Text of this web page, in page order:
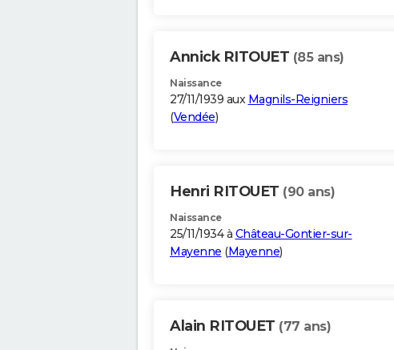
Annick RITOUET (85 ans)
Naissance
27/11/1939 aux Magnils-Reigniers
(Vendée)
Henri RITOUET (90 ans)
Naissance
25/11/1934 à Château-Gontier-sur-
Mayenne (Mayenne)
Alain RITOUET (77 ans)